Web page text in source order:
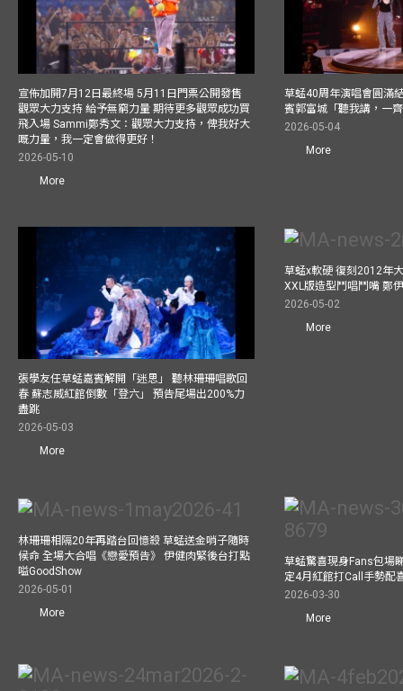
宣佈加開7月12日最終場 5月11日門票公開發售
觀眾大力支持 給予無窮力量 期待更多觀眾成功買
飛入場 Sammi鄭秀文：觀眾大力支持，俾我好大
嘅力量，我一定會做得更好！
2026-05-10
More
草蜢40周年演唱會圓滿
賓郭富城「聽我講，一
2026-05-04
More
張學友任草蜢嘉賓解開「迷思」 聽林珊珊唱歌回
春 蘇志威紅館倒數「登六」 預告尾場出200%力
盡跳
2026-05-03
More
草蜢x軟硬 復刻2012年
XXL版造型鬥唱鬥嘴 鄭
2026-05-02
More
林珊珊相隔20年再踏台回憶殺 草蜢送金哨子隨時
候命 全場大合唱《戀愛預告》 伊健肉緊後台打點
嗌GoodShow
2026-05-01
More
草蜢驚喜現身Fans包場
定4月紅館打Call手勢配
2026-03-30
More